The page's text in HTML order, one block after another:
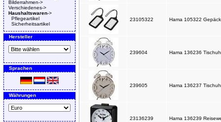
Bilderrahmen->
Verschiedenes->
Haushaltswaren->
Pflegeartikel
Sicherheitsartikel
Hersteller
Sprachen
Währungen
23105322 Hama 105322
239604 Hama 136236
239605 Hama 136237
23136239 Hama 136239